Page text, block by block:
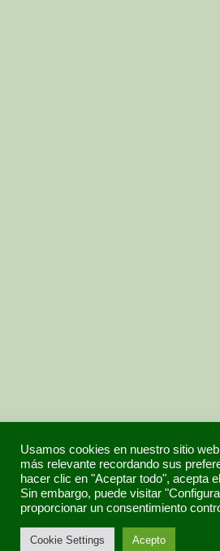
Usamos cookies en nuestro sitio
más relevante recordando sus
hacer clic en "Aceptar todo", acepta
Sin embargo, puede visitar
proporcionar un consentimiento
Cookie Settings Acepto